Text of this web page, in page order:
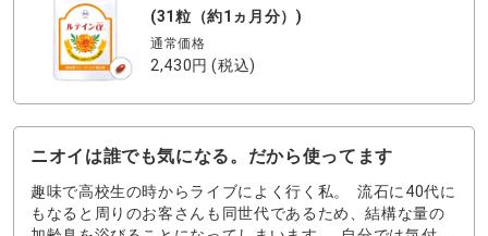
(31粒（約1ヵ月分）)
通常価格
2,430円(税込)
ニオイは誰でも気になる。だから使ってます
趣味で高校生の時からライブによく行く私。 流石に40代に
もなると周りのお客さんも同世代であるため、結構な量の